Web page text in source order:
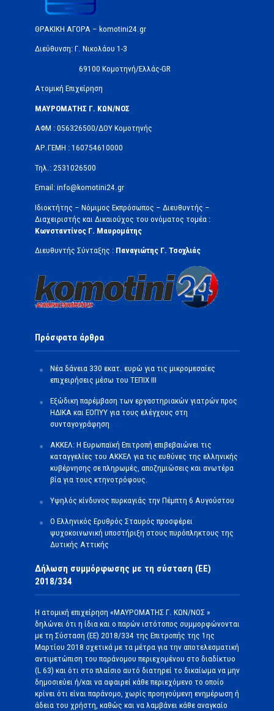
ΘΡΑΚΙΚΗ ΑΓΟΡΑ – komotini24.gr
Διεύθυνση: Γ. Νικολάου 1-3
69100 Κομοτηνή/Ελλάς-GR
Ατομική Επιχείρηση
ΜΑΥΡΟΜΑΤΗΣ Γ. ΚΩΝ/ΝΟΣ
ΑΦΜ : 056326500/ΔOΥ Κομοτηνής
ΑΡ.ΓΕΜΗ : 160754610000
Τηλ.: 2531026500
Email: info@komotini24.gr
Ιδιοκτήτης – Νόμιμος Εκπρόσωπος – Διευθυντής –
Διαχειριστής και Δικαιούχος του ονόματος τομέα :
Κωνσταντίνος Γ. Μαυρομάτης
Διευθυντής Σύνταξης : Παναγιώτης Γ. Τσοχλιάς
Πρόσφατα άρθρα
Νέα δάνεια 330 εκατ. ευρώ για τις μικρομεσαίες
επιχειρήσεις μέσω του ΤΕΠΙΧ ΙΙΙ
Εξώδικη παρέμβαση των εργαστηριακών γιατρών προς
ΗΔΙΚΑ και ΕΟΠΥΥ για τους ελέγχους στη
συνταγογράφηση
ΑΚΚΕΛ: Η Ευρωπαϊκή Επιτροπή επιβεβαιώνει τις
καταγγελίες του ΑΚΚΕΛ για τις ευθύνες της ελληνικής
κυβέρνησης σε πληρωμές, αποζημιώσεις και ανωτέρα
βία για τους κτηνοτρόφους.
Υψηλός κίνδυνος πυρκαγιάς την Πέμπτη 6 Αυγούστου
Ο Ελληνικός Ερυθρός Σταυρός προσφέρει
ψυχοκοινωνική υποστήριξη στους πυρόπληκτους της
Δυτικής Αττικής
Δήλωση συμμόρφωσης με τη σύσταση (ΕΕ)
2018/334
Η ατομική επιχείρηση «ΜΑΥΡΟΜΑΤΗΣ Γ. ΚΩΝ/ΝΟΣ »
δηλώνει ότι η ίδια και ο παρών ιστότοπος συμμορφώνονται
με τη Σύσταση (ΕΕ) 2018/334 της Επιτροπής της 1ης
Μαρτίου 2018 σχετικά με τα μέτρα για την αποτελεσματική
αντιμετώπιση του παράνομου περιεχομένου στο διαδίκτυο
(L 63) και ότι στο πλαίσιο αυτό διατηρεί το δικαίωμα να μην
δημοσιεύει ή/και να αφαιρεί κάθε περιεχόμενο το οποίο
κρίνει ότι είναι παράνομο, χωρίς προηγούμενη ενημέρωση ή
άδεια του χρήστη, καθώς και να λαμβάνει κάθε αναγκαίο